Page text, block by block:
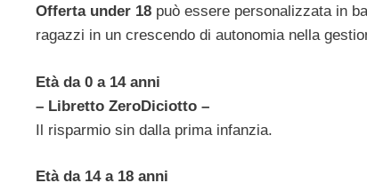
Offerta under 18 può essere personalizzata in
ragazzi in un crescendo di autonomia nella
Età da 0 a 14 anni
– Libretto ZeroDiciotto –
Il risparmio sin dalla prima infanzia.
Età da 14 a 18 anni